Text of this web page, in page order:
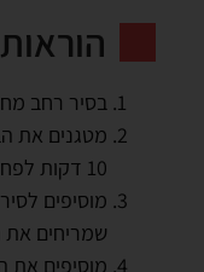
בסיר רחב
מטגנים את
10 דקות לפחות על להבה נמוכה
מוסיפים
שמריחים את
מוסיפים את